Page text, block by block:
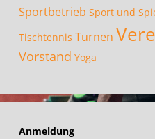
Sportbetrieb Sport und
Tischtennis Turnen
Vorstand Yoga
Anmeldung